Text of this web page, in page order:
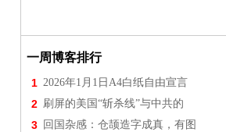
一周博客排行
1 2026年1月1日A4白纸自由宣言
2 刷屏的美国“斩杀线”与中共的
3 回国杂感：仓颉造字成真，有图